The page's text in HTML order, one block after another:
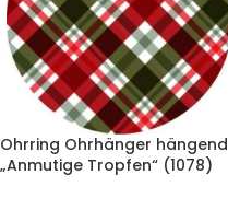
Ohrring Ohrhänger hängend
„Anmutige Tropfen“ (1078)